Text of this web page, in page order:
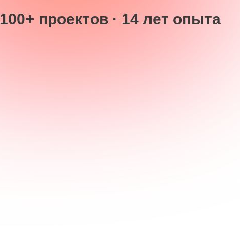
100+ проектов · 14 лет опыта